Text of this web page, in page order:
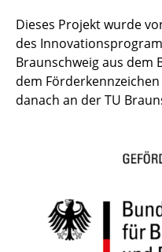
Dieses Projekt wurde
des
Braunschweig aus dem
dem
danach an der TU